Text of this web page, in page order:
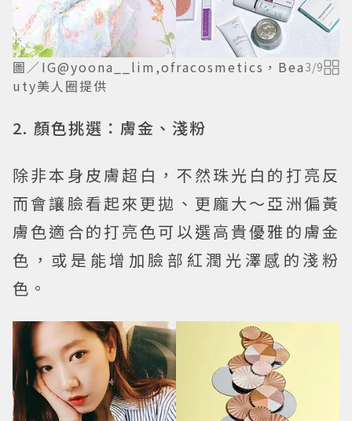
圖／IG@yoona__lim,ofracosmetics，Bea
uty美人圈提供
3/9
2. 顏色挑選：膚金、淺粉
除非本身皮膚超白，不然珠光白的打亮反
而會讓臉看起來更拋、更龐大～亞洲偏黃
膚色適合的打亮色可以選高貴優雅的膚金
色，或是能增加臉部紅潤光澤感的淺粉
色。